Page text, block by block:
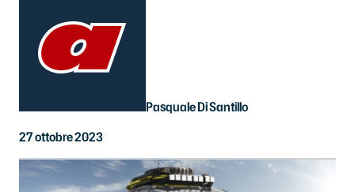
Pasquale Di Santillo
27 ottobre 2023